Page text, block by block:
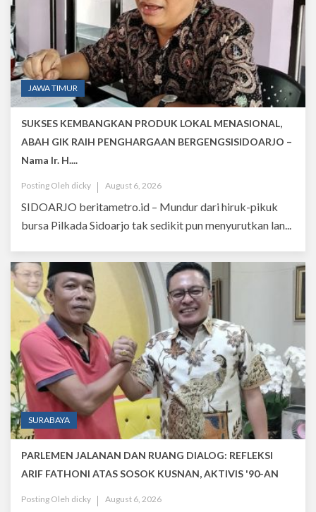
JAWA TIMUR
SUKSES KEMBANGKAN PRODUK LOKAL MENASIONAL,
ABAH GIK RAIH PENGHARGAAN BERGENGSISIDOARJO –
Nama Ir. H....
Posting Oleh dicky August 6, 2026
SIDOARJO beritametro.id – Mundur dari hiruk-pikuk
bursa Pilkada Sidoarjo tak sedikit pun menyurutkan lan...
SURABAYA
PARLEMEN JALANAN DAN RUANG DIALOG: REFLEKSI
ARIF FATHONI ATAS SOSOK KUSNAN, AKTIVIS '90-AN
Posting Oleh dicky August 6, 2026